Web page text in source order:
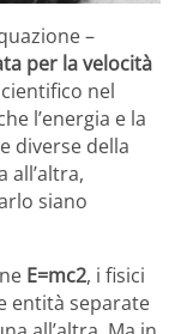
–
per la velocità
nel
l’energia e la
diverse della
all’altra,
siano
E=mc2, i fisici
entità separate